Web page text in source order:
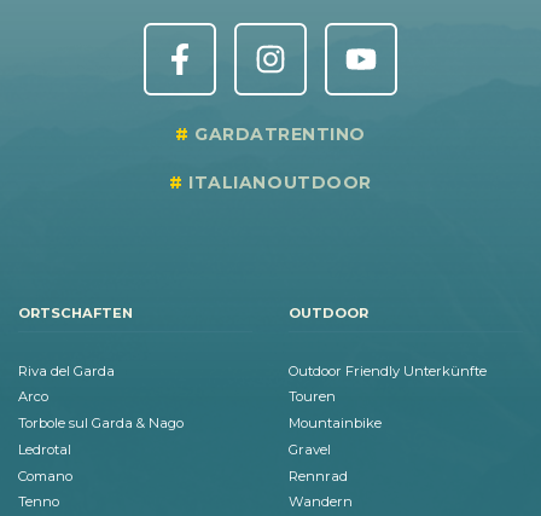
GARDATRENTINO
ITALIANOUTDOOR
ORTSCHAFTEN
Riva del Garda
Arco
Torbole sul Garda & Nago
Ledrotal
Comano
Tenno
OUTDOOR
Outdoor Friendly Unterkünfte
Touren
Mountainbike
Gravel
Rennrad
Wandern